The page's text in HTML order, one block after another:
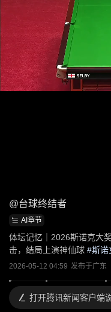
@台球终结者
AI章节
体坛记忆｜2026斯诺克大
击，结局上演神仙球 #斯诺
2026-05-12 04:59 发布于广东
打开腾讯新闻客户端